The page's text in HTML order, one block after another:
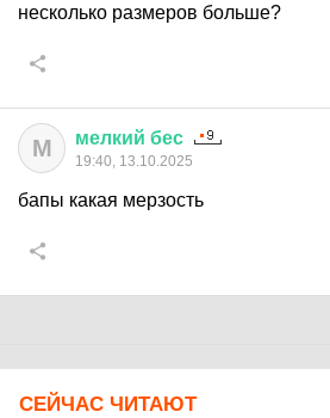
несколько размеров больше?
М мелкий бес
19:40, 13.10.2025
бапы какая мерзость
СЕЙЧАС ЧИТАЮТ